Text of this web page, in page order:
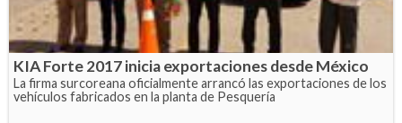
KIA Forte 2017 inicia exportaciones desde México
La firma surcoreana oficialmente arrancó las exportaciones de los
vehículos fabricados en la planta de Pesquería